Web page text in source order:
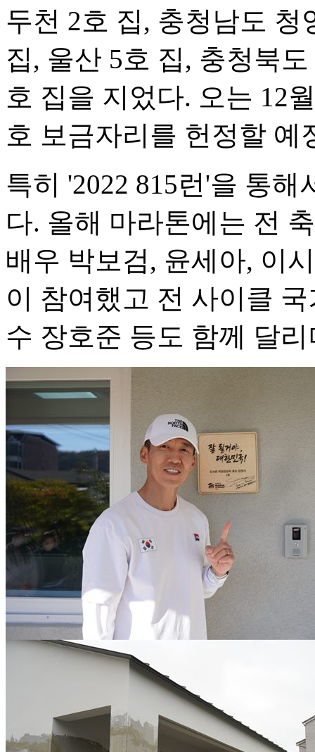
두천 2호 집, 충청남도 청
집, 울산 5호 집, 충청북
호 집을 지었다. 오는 12
호 보금자리를 헌정할 예
특히 '2022 815런'을 통
다. 올해 마라톤에는 전
배우 박보검, 윤세아, 이
이 참여했고 전 사이클
수 장호준 등도 함께 달